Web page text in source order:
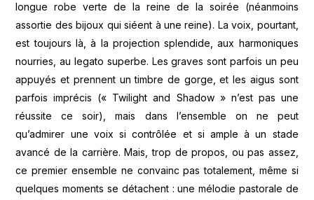
longue robe verte de la reine de la soirée (néanmoins
assortie des bijoux qui siéent à une reine). La voix, pourtant,
est toujours là, à la projection splendide, aux harmoniques
nourries, au legato superbe. Les graves sont parfois un peu
appuyés et prennent un timbre de gorge, et les aigus sont
parfois imprécis (« Twilight and Shadow » n’est pas une
réussite ce soir), mais dans l’ensemble on ne peut
qu’admirer une voix si contrôlée et si ample à un stade
avancé de la carrière. Mais, trop de propos, ou pas assez,
ce premier ensemble ne convainc pas totalement, même si
quelques moments se détachent : une mélodie pastorale de